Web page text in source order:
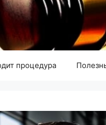
процедура